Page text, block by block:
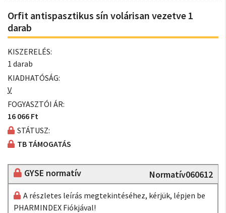
Orfit antispasztikus sín volárisan vezetve 1
darab
KISZERELÉS:
1 darab
KIADHATÓSÁG:
V
FOGYASZTÓI ÁR:
16 066 Ft
STÁTUSZ:
TB TÁMOGATÁS
GYSE normatív Normatív060612
A részletes leírás megtekintéséhez, kérjük, lépjen be
PHARMINDEX Fiókjával!